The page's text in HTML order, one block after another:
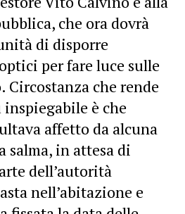
che ora dovrà
di disporre
per fare luce sulle
Circostanza che rende
è che
affetto da alcuna
salma, in attesa di
dell’autorità
nell’abitazione e